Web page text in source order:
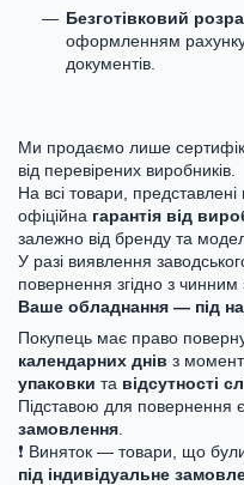
Безготівковий
оформленням
документів.
Ми продаємо лише
від перевірених виробників.
На всі товари, представлені
офіційна гарантія від
залежно від бренду та
У разі виявлення
повернення згідно з чинним
Ваше обладнання — під
Покупець має право
календарних днів з
упаковки та відсутності
Підставою для повернення є
замовлення
❗ Виняток — товари, що
під індивідуальне